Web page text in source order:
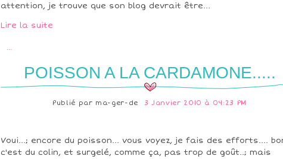
attention, je trouve que son blog devrait être...
Lire la suite
…
POISSON A LA CARDAMONE.....
Publié par ma-ger-de 3 Janvier 2010 à 04:23 PM
Voui...; encore du poisson... vous voyez, je fais des efforts....
c'est du colin, et surgelé, comme ça, pas trop de goût..; mais